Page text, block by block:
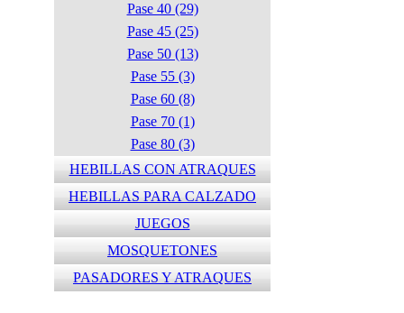
Pase 40 (29)
Pase 45 (25)
Pase 50 (13)
Pase 55 (3)
Pase 60 (8)
Pase 70 (1)
Pase 80 (3)
HEBILLAS CON ATRAQUES
HEBILLAS PARA CALZADO
JUEGOS
MOSQUETONES
PASADORES Y ATRAQUES